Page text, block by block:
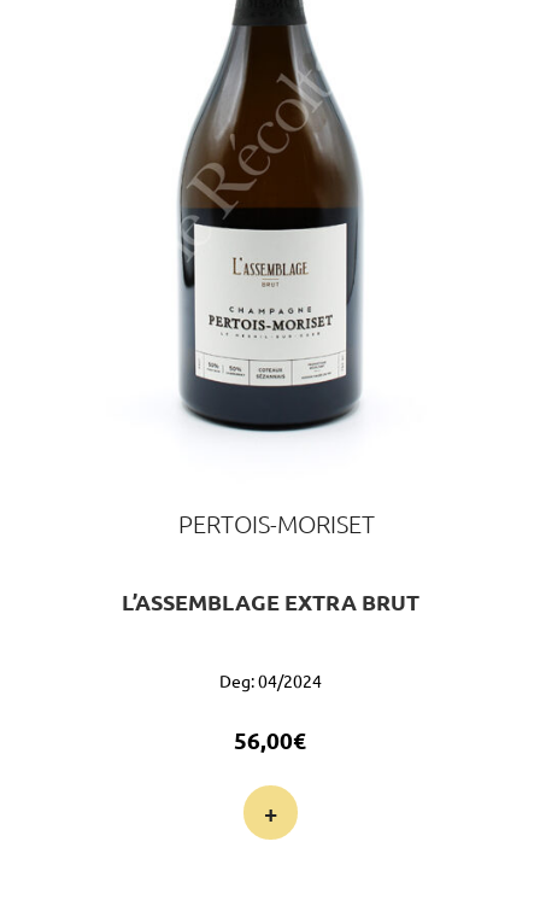
PERTOIS-MORISET
L’ASSEMBLAGE EXTRA BRUT
Deg: 04/2024
56,00€
+